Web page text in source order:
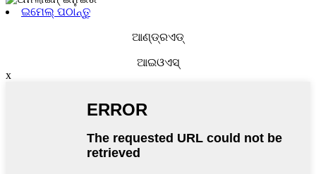
ଇମେଲ୍ ପଠାନ୍ତୁ
ଆଣ୍ଡ୍ରଏଡ୍‍
ଆଇଓଏସ୍‌
x